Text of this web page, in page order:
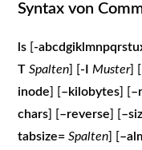
Syntax von
ls [-
T Spalten] [-I Muster] [
inode] [–kilobytes] [
chars] [–reverse] [
tabsize= Spalten] [